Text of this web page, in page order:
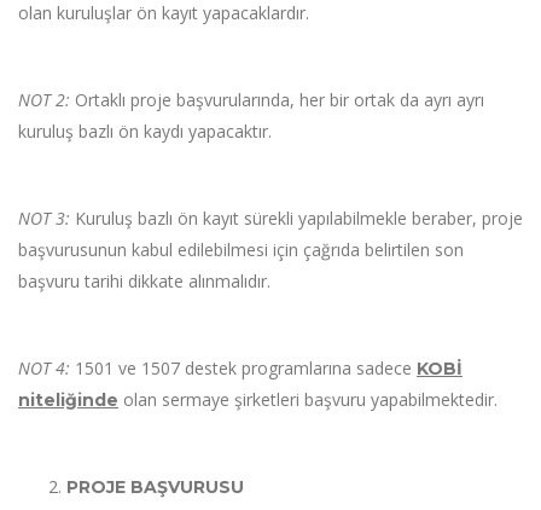
olan kuruluşlar ön kayıt yapacaklardır.
NOT 2: Ortaklı proje başvurularında, her bir ortak da ayrı ayrı
kuruluş bazlı ön kaydı yapacaktır.
NOT 3: Kuruluş bazlı ön kayıt sürekli yapılabilmekle beraber, proje
başvurusunun kabul edilebilmesi için çağrıda belirtilen son
başvuru tarihi dikkate alınmalıdır.
NOT 4: 1501 ve 1507 destek programlarına sadece KOBİ
niteliğinde olan sermaye şirketleri başvuru yapabilmektedir.
PROJE BAŞVURUSU